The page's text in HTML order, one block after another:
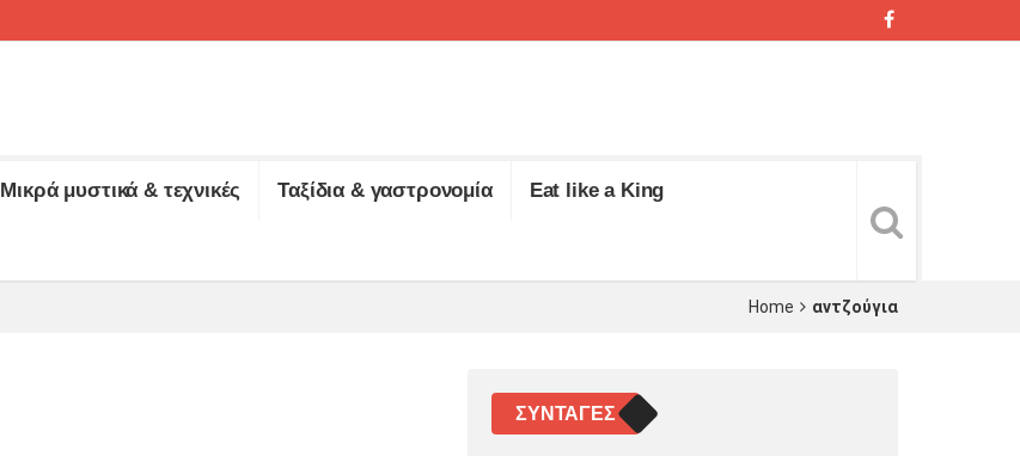
Μικρά μυστικά & τεχνικές Ταξίδια & γαστρονομία Eat like a King
Home αντζούγια
ΣΥΝΤΑΓΈΣ